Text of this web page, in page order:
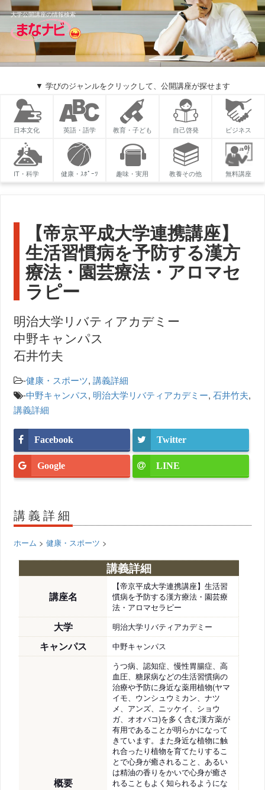
大学公開講座の情報検索
▼ 学びのジャンルをクリックして、公開講座が探せます
日本文化 英語・語学 教育・子ども 自己啓発 ビジネス
IT・科学 健康・ｽﾎﾟｰﾂ 趣味・実用 教養その他 無料講座
【帝京平成大学連携講座】
生活習慣病を予防する漢方
療法・園芸療法・アロマセ
ラピー
明治大学リバティアカデミー
中野キャンパス
石井竹夫
-健康・スポーツ,講義詳細
-中野キャンパス, 明治大学リバティアカデミー,石井竹夫,
講義詳細
Facebook Twitter
Google LINE
講義詳細
ホーム >健康・スポーツ >
講義詳細
講座名
【帝京平成大学連携講座】生活習
慣病を予防する漢方療法・園芸療
法・アロマセラピー
大学 明治大学リバティアカデミー
キャンパス 中野キャンパス
概要
うつ病、認知症、慢性胃腸症、高
血圧、糖尿病などの生活習慣病の
治療や予防に身近な薬用植物(ヤマ
イモ、ウンシュウミカン、ナツ
メ、アンズ、ニッケイ、ショウ
ガ、オオバコ)を多く含む漢方薬が
有用であることが明らかになって
きています。また身近な植物に触
れ合ったり植物を育てたりするこ
とで心身が癒されること、あるい
は精油の香りをかいで心身が癒さ
れることもよく知られるようにな